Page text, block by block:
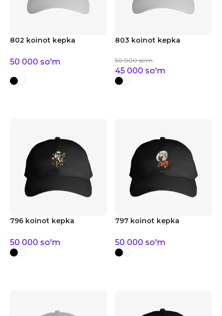
802 koinot kepka
50 000 so'm
803 koinot kepka
50 000 so'm
45 000 so'm
796 koinot kepka
50 000 so'm
797 koinot kepka
50 000 so'm